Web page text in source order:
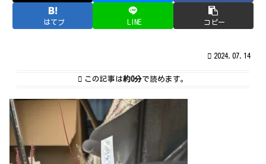
はてブ LINE コピー
2024.07.14
この記事は約0分で読めます。